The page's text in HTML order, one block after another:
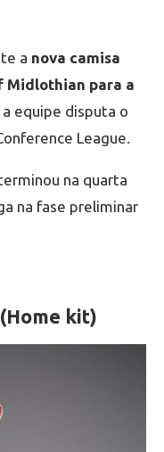
a nova camisa
Midlothian para a
equipe disputa o
League.
na quarta
na fase preliminar
kit)